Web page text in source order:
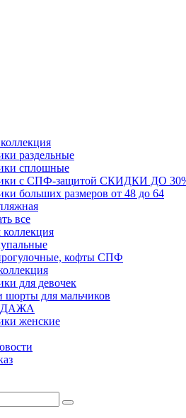
раздельные
сплошные
с СПФ-защитой СКИДКИ ДО
больших размеров от 48 до 64
все
кофты СПФ
для девочек
шорты для мальчиков
женские